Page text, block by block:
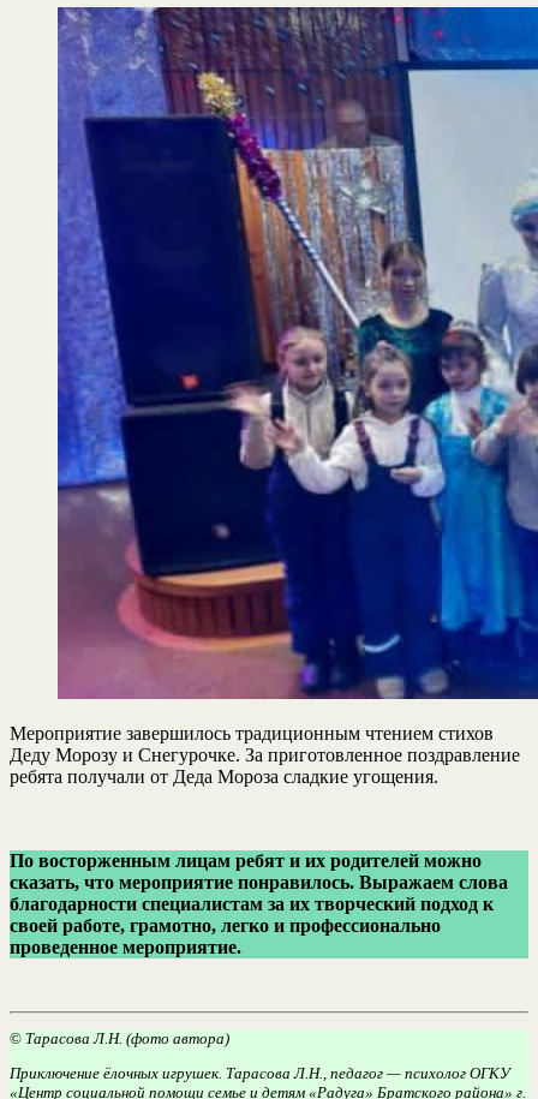
Мероприятие завершилось традиционным чтением стихов
Деду Морозу и Снегурочке. За приготовленное поздравление
ребята получали от Деда Мороза сладкие угощения.
По восторженным лицам ребят и их родителей можно
сказать, что мероприятие понравилось. Выражаем слова
благодарности специалистам за их творческий подход к
своей работе, грамотно, легко и профессионально
проведенное мероприятие.
© Тарасова Л.Н. (фото автора)
Приключение ёлочных игрушек. Тарасова Л.Н., педагог — психолог ОГКУ
«Центр социальной помощи семье и детям «Радуга» Братского района» г.